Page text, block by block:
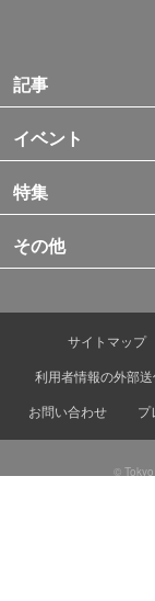
記事
イベント
特集
その他
サイトマップ
利用者情報の外部
お問い合わせ
プ
©